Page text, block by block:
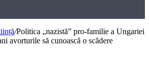
/Politica „nazistă” pro-familie a Ungariei
avorturile să cunoască o scădere